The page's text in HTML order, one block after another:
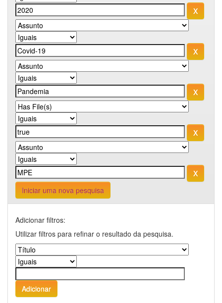
Iniciar uma nova pesquisa
Adicionar filtros:
Utilizar filtros para refinar o resultado da pesquisa.